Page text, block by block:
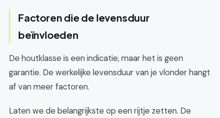
Factoren die de levensduur
beïnvloeden
De houtklasse is een indicatie, maar het is geen
garantie. De werkelijke levensduur van je vlonder hangt
af van meer factoren.
Laten we de belangrijkste op een rijtje zetten. De